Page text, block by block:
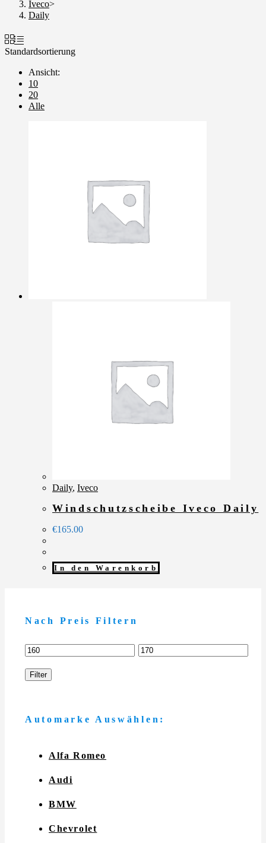
Iveco>
Daily
Standardsortierung
Ansicht:
10
20
Alle
Daily, Iveco
Windschutzscheibe Iveco Daily
€165.00
In den Warenkorb
Nach Preis Filtern
Min.
Preis
Max.
Filter
Automarke Auswählen:
Alfa Romeo
Audi
BMW
Chevrolet